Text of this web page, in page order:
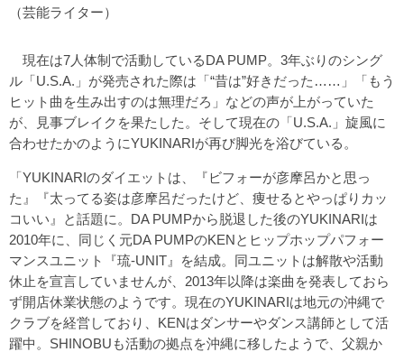
（芸能ライター）
現在は7人体制で活動しているDA PUMP。3年ぶりのシング
ル「U.S.A.」が発売された際は「“昔は”好きだった……」「もう
ヒット曲を生み出すのは無理だろ」などの声が上がっていた
が、見事ブレイクを果たした。そして現在の「U.S.A.」旋風に
合わせたかのようにYUKINARIが再び脚光を浴びている。
「YUKINARIのダイエットは、『ビフォーが彦摩呂かと思っ
た』『太ってる姿は彦摩呂だったけど、痩せるとやっぱりカッ
コいい』と話題に。DA PUMPから脱退した後のYUKINARIは
2010年に、同じく元DA PUMPのKENとヒップホップパフォー
マンスユニット『琉-UNIT』を結成。同ユニットは解散や活動
休止を宣言していませんが、2013年以降は楽曲を発表しておら
ず開店休業状態のようです。現在のYUKINARIは地元の沖縄で
クラブを経営しており、KENはダンサーやダンス講師として活
躍中。SHINOBUも活動の拠点を沖縄に移したようで、父親か